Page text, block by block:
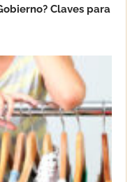
en el
prevención
Claves para